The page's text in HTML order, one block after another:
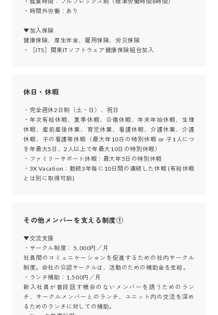
・時間外労働：あり
▼加入保険
健康保険、厚生年金、雇用保険、労災保険
・［ITS］関東ITソフトウェア健康保険組合加入
休日・休暇
・完全週休2日制（土・日）、祝日
・年次有給休暇、夏季休暇、公傷休暇、年末年始休暇、生理
休暇、産前産後休業、育児休業、看護休暇、介護休業、介護
休暇、子の看護等休暇（最大年10日の特別休暇 or 子1人につ
き年最大5日、2人以上で年最大10日の特別休暇）
・ファミリーサポート休暇：最大年5日の特別休暇
・3X Vacation：勤続3年毎に10日間の連続した休暇 (有給休暇
とは別に取得可能)
その他メンバーを支える制度①
▼交流支援
・サークル制度： 5,000円／月
社員間のコミュニケーションを促進するための社内サークル
制度。会社の公認サークルは、活動のための補助金を支給。
・ランチ補助：1,500円／月
新入社員が普段話す機会のないメンバーを誘うためのラン
チ、サークルメンバーとのランチ、ユニット内の交流を深め
るためのランチに対しての補助。